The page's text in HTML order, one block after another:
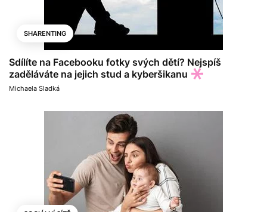
SHARENTING
Sdílíte na Facebooku fotky svých dětí? Nejspíš
zaděláváte na jejich stud a kyberšikanu
Michaela Sladká